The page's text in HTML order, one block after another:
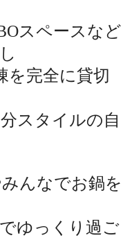
スペースなど
を完全に貸切
スタイルの自
んなでお鍋を
ゆっくり過ご